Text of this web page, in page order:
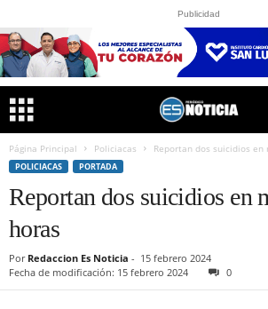
Publicidad
Página Principal Policiacas Reportan dos suicidios en
POLICIACAS PORTADA
Reportan dos suicidios en
horas
Por Redaccion Es Noticia - 15 febrero 2024
Fecha de modificación: 15 febrero 2024
0